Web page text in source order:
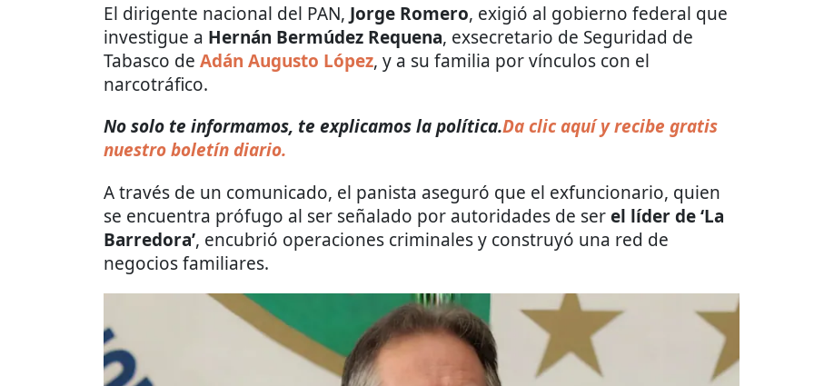
El dirigente nacional del PAN, Jorge Romero, exigió al gobierno federal que
investigue a Hernán Bermúdez Requena, exsecretario de Seguridad de
Tabasco de Adán Augusto López, y a su familia por vínculos con el
narcotráfico.
No solo te informamos, te explicamos la política.Da clic aquí y recibe gratis
nuestro boletín diario.
A través de un comunicado, el panista aseguró que el exfuncionario, quien
se encuentra prófugo al ser señalado por autoridades de serel líder de ‘La
Barredora’, encubrió operaciones criminales y construyó una red de
negocios familiares.